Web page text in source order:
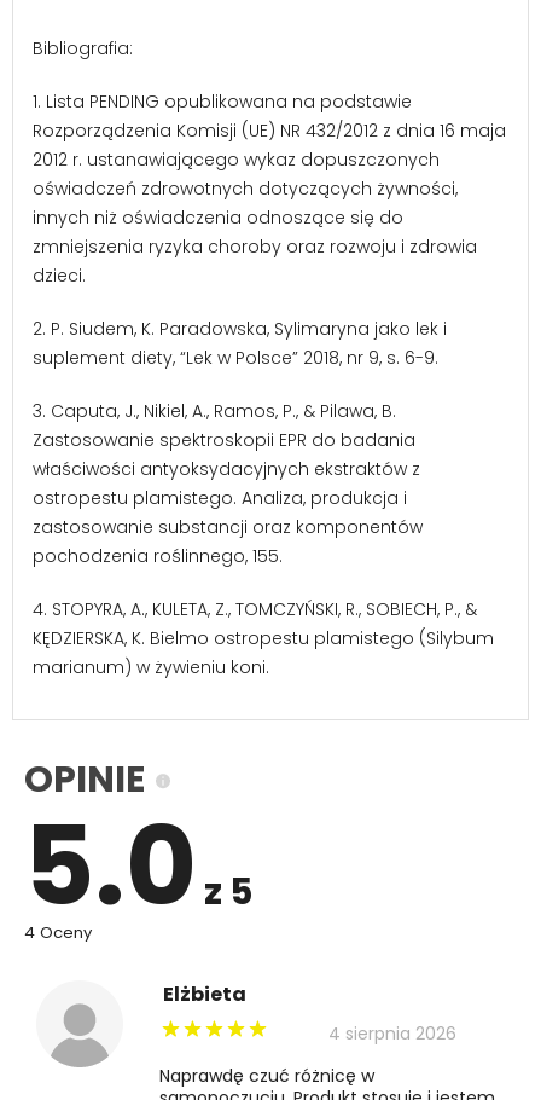
Bibliografia:
1. Lista PENDING opublikowana na podstawie
Rozporządzenia Komisji (UE) NR 432/2012 z dnia 16 maja
2012 r. ustanawiającego wykaz dopuszczonych
oświadczeń zdrowotnych dotyczących żywności,
innych niż oświadczenia odnoszące się do
zmniejszenia ryzyka choroby oraz rozwoju i zdrowia
dzieci.
2. P. Siudem, K. Paradowska, Sylimaryna jako lek i
suplement diety, “Lek w Polsce” 2018, nr 9, s. 6-9.
3. Caputa, J., Nikiel, A., Ramos, P., & Pilawa, B.
Zastosowanie spektroskopii EPR do badania
właściwości antyoksydacyjnych ekstraktów z
ostropestu plamistego. Analiza, produkcja i
zastosowanie substancji oraz komponentów
pochodzenia roślinnego, 155.
4. STOPYRA, A., KULETA, Z., TOMCZYŃSKI, R., SOBIECH, P., &
KĘDZIERSKA, K. Bielmo ostropestu plamistego (Silybum
marianum) w żywieniu koni.
OPINIE
5.0 z 5
4 Oceny
Elżbieta
4 sierpnia 2026
Naprawdę czuć różnicę w